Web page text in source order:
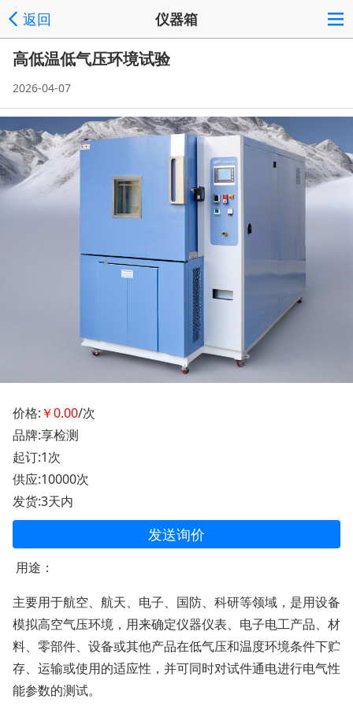
返回 仪器箱
高低温低气压环境试验
2026-04-07
价格: ￥0.00/次
品牌:享检测
起订:1次
供应:10000次
发货:3天内
发送询价
用途：
主要用于航空、航天、电子、国防、科研等领域，是用设备
模拟高空气压环境，用来确定仪器仪表、电子电工产品、材
料、零部件、设备或其他产品在低气压和温度环境条件下贮
存、运输或使用的适应性，并可同时对试件通电进行电气性
能参数的测试。